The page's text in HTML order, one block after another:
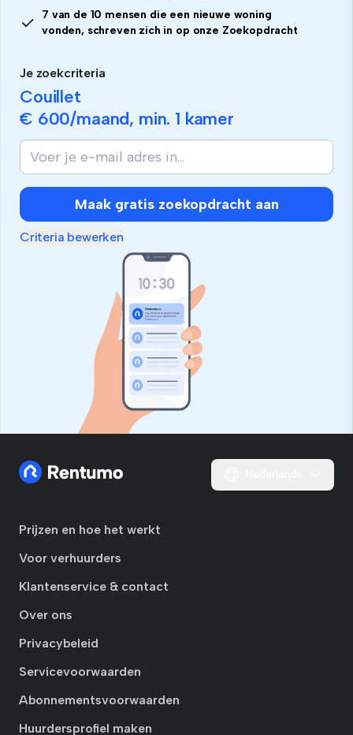
7 van de 10 mensen die een nieuwe woning
vonden, schreven zich in op onze Zoekopdracht
Je zoekcriteria
Couillet
€ 600/maand, min. 1 kamer
Maak gratis zoekopdracht aan
Criteria bewerken
Prijzen en hoe het werkt
Voor verhuurders
Klantenservice & contact
Over ons
Privacybeleid
Servicevoorwaarden
Abonnementsvoorwaarden
Huurdersprofiel maken